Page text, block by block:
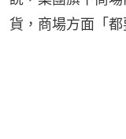
貨，商場方面「